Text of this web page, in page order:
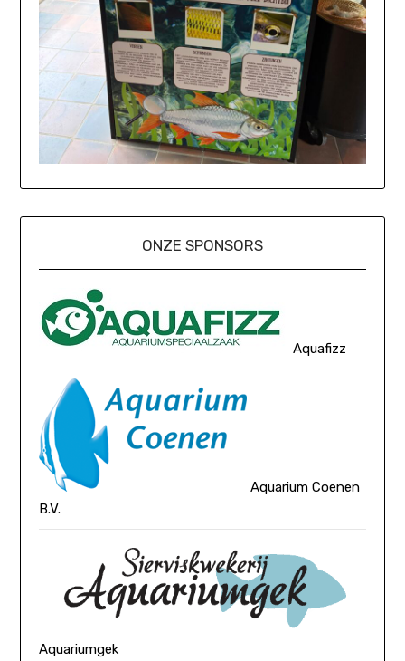
ONZE SPONSORS
Aquafizz
Aquarium Coenen
B.V.
Aquariumgek